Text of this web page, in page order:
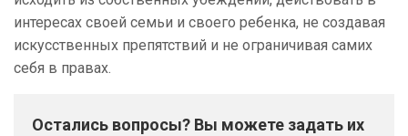
интересах своей семьи и своего ребенка, не создавая
искусственных препятствий и не ограничивая самих
себя в правах.
Остались вопросы? Вы можете задать их